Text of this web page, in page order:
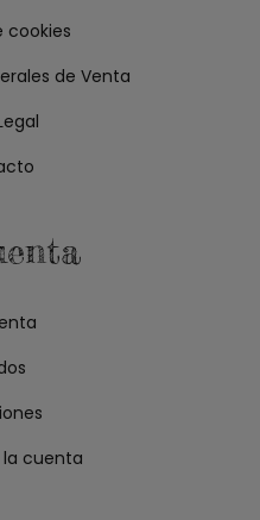
cookies
de Venta
la cuenta